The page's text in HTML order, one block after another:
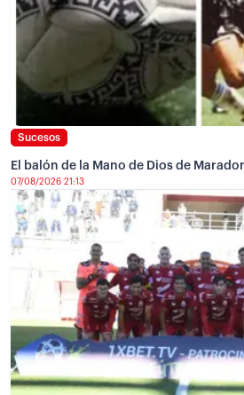
Sucesos
El balón de la Mano de Dios de
07/08/2026 21:13